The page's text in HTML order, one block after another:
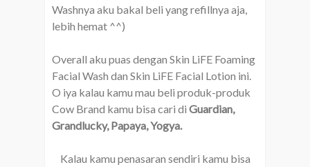
Washnya aku bakal beli yang refillnya aja,
lebih hemat ^^)
Overall aku puas dengan Skin LiFE Foaming
Facial Wash dan Skin LiFE Facial Lotion ini.
O iya kalau kamu mau beli produk-produk
Cow Brand kamu bisa cari di Guardian,
Grandlucky, Papaya, Yogya.
Kalau kamu penasaran sendiri kamu bisa